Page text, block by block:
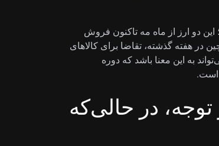
این دو ارز از ماه مه تاکنون فروش
در هفته گذشته، تقاضا برای کالاهای
به این معنا باشد که دوره
است.
در حالی‌که